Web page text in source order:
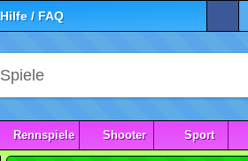
Hilfe / FAQ
Rennspiele Shooter Sport